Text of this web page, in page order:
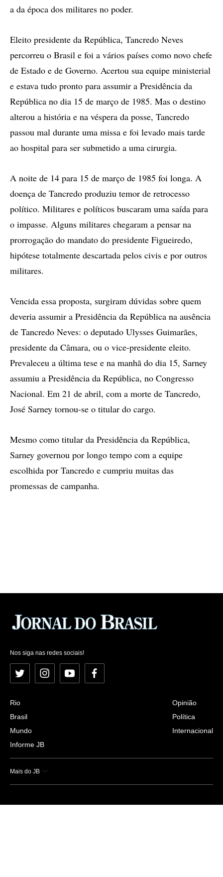
a da época dos militares no poder.
Eleito presidente da República, Tancredo Neves
percorreu o Brasil e foi a vários países como novo chefe
de Estado e de Governo. Acertou sua equipe ministerial
e estava tudo pronto para assumir a Presidência da
República no dia 15 de março de 1985. Mas o destino
alterou a história e na véspera da posse, Tancredo
passou mal durante uma missa e foi levado mais tarde
ao hospital para ser submetido a uma cirurgia.
A noite de 14 para 15 de março de 1985 foi longa. A
doença de Tancredo produziu temor de retrocesso
político. Militares e políticos buscaram uma saída para
o impasse. Alguns militares chegaram a pensar na
prorrogação do mandato do presidente Figueiredo,
hipótese totalmente descartada pelos civis e por outros
militares.
Vencida essa proposta, surgiram dúvidas sobre quem
deveria assumir a Presidência da República na ausência
de Tancredo Neves: o deputado Ulysses Guimarães,
presidente da Câmara, ou o vice-presidente eleito.
Prevaleceu a última tese e na manhã do dia 15, Sarney
assumiu a Presidência da República, no Congresso
Nacional. Em 21 de abril, com a morte de Tancredo,
José Sarney tornou-se o titular do cargo.
Mesmo como titular da Presidência da República,
Sarney governou por longo tempo com a equipe
escolhida por Tancredo e cumpriu muitas das
promessas de campanha.
Nos siga nas redes sociais!
Twitter InstagramYouTubeFacebook
Rio
Brasil
Mundo
Informe JB
Opinião
Política
Internacional
Mais do JB
Esportes